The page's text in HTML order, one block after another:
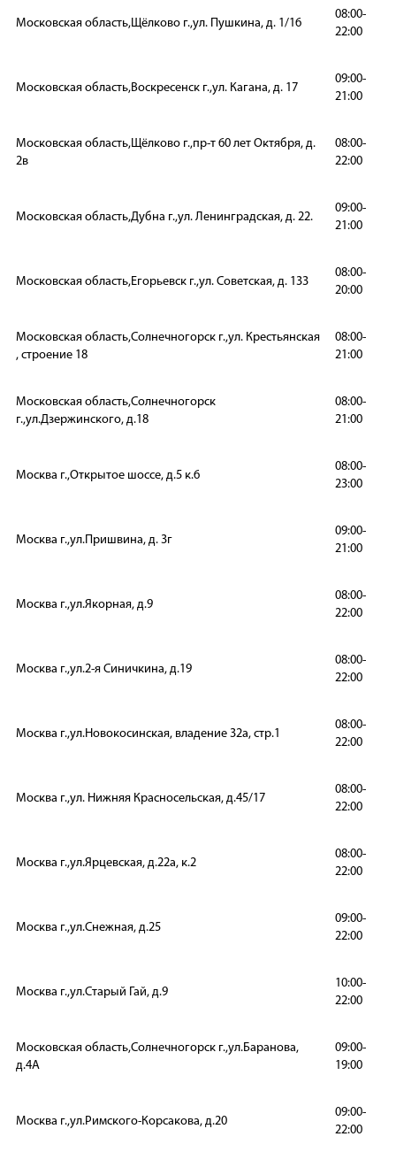
Московская область,Щёлково г.,ул. Пушкина, д. 1/16
08:00-
22:00
Московская область,Воскресенск г.,ул. Кагана, д. 17
09:00-
21:00
Московская область,Щёлково г.,пр-т 60 лет Октября, д.
2в
08:00-
22:00
Московская область,Дубна г.,ул. Ленинградская, д. 22.
09:00-
21:00
Московская область,Егорьевск г.,ул. Советская, д. 133
08:00-
20:00
Московская область,Солнечногорск г.,ул. Крестьянская
, строение 18
08:00-
21:00
Московская область,Солнечногорск
г.,ул.Дзержинского, д.18
08:00-
21:00
Москва г.,Открытое шоссе, д.5 к.6
08:00-
23:00
Москва г.,ул.Пришвина, д. 3г
09:00-
21:00
Москва г.,ул.Якорная, д.9
08:00-
22:00
Москва г.,ул.2-я Синичкина, д.19
08:00-
22:00
Москва г.,ул.Новокосинская, владение 32а, стр.1
08:00-
22:00
Москва г.,ул. Нижняя Красносельская, д.45/17
08:00-
22:00
Москва г.,ул.Ярцевская, д.22а, к.2
08:00-
22:00
Москва г.,ул.Снежная, д.25
09:00-
22:00
Москва г.,ул.Старый Гай, д.9
10:00-
22:00
Московская область,Солнечногорск г.,ул.Баранова,
д.4А
09:00-
19:00
Москва г.,ул.Римского-Корсакова, д.20
09:00-
22:00